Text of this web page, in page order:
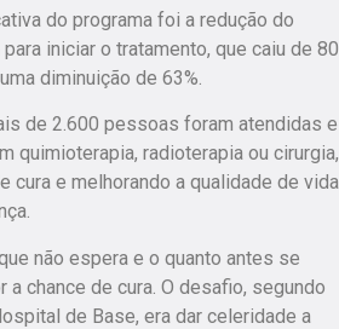
do programa foi a redução do
iniciar o tratamento, que caiu de 80
diminuição de 63%.
de 2.600 pessoas foram atendidas e
quimioterapia, radioterapia ou cirurgia,
cura e melhorando a qualidade de vida
não espera e o quanto antes se
a chance de cura. O desafio, segundo
de Base, era dar celeridade a